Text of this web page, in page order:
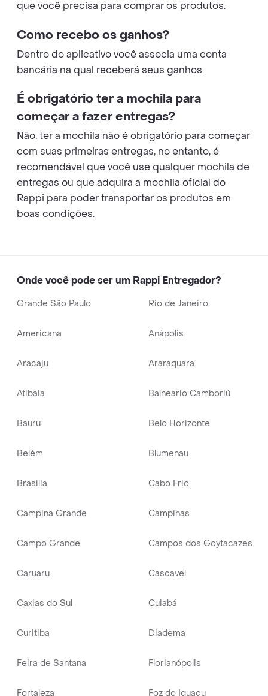
que você precisa para comprar os produtos.
Como recebo os ganhos?
Dentro do aplicativo você associa uma conta
bancária na qual receberá seus ganhos.
É obrigatório ter a mochila para
começar a fazer entregas?
Não, ter a mochila não é obrigatório para começar
com suas primeiras entregas, no entanto, é
recomendável que você use qualquer mochila de
entregas ou que adquira a mochila oficial do
Rappi para poder transportar os produtos em
boas condições.
Onde você pode ser um Rappi Entregador?
Grande São Paulo Rio de Janeiro
Americana Anápolis
Aracaju Araraquara
Atibaia Balneario Camboriú
Bauru Belo Horizonte
Belém Blumenau
Brasilia Cabo Frio
Campina Grande Campinas
Campo Grande Campos dos Goytacazes
Caruaru Cascavel
Caxias do Sul Cuiabá
Curitiba Diadema
Feira de Santana Florianópolis
Fortaleza Foz do Iguaçu